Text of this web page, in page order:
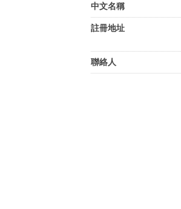
中文名稱
註冊地址
聯絡人